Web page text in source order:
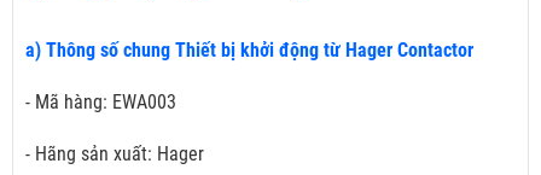
a) Thông số chung Thiết bị khởi động từ Hager Contactor
- Mã hàng: EWA003
- Hãng sản xuất: Hager